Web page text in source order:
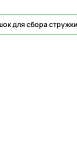
для сбора стружки